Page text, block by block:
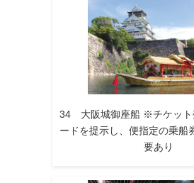
34 大阪城御座船 ※チケット
ードを提示し、便指定の乗船
要あり